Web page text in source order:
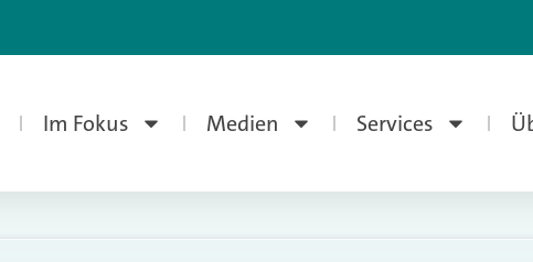
Im Fokus Medien Services